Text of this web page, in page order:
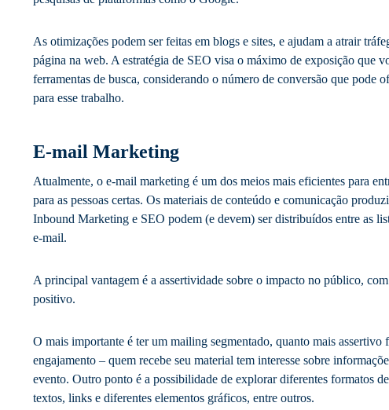
As otimizações podem ser feitas em blogs e sites, e ajudam a atrair
página na web. A estratégia de SEO visa o máximo de exposição que
ferramentas de busca, considerando o número de conversão que pode
para esse trabalho.
E-mail Marketing
Atualmente, o e-mail marketing é um dos meios mais eficientes para
para as pessoas certas. Os materiais de conteúdo e comunicação
Inbound Marketing e SEO podem (e devem) ser distribuídos entre as
e-mail.
A principal vantagem é a assertividade sobre o impacto no público,
positivo.
O mais importante é ter um mailing segmentado, quanto mais assertivo
engajamento – quem recebe seu material tem interesse sobre
evento. Outro ponto é a possibilidade de explorar diferentes formatos
textos, links e diferentes elementos gráficos, entre outros.